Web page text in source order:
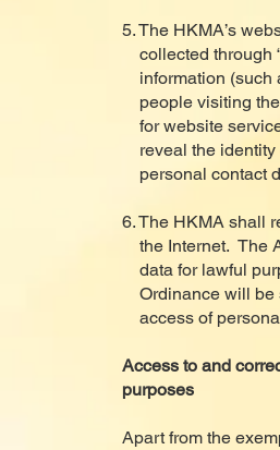
5. The HKMA’s
collected through
information (such
people visiting
for website
reveal the identity
personal contact
6. The HKMA shall
the Internet. The
data for lawful
Ordinance will be
access of
Access to and
purposes
Apart from the